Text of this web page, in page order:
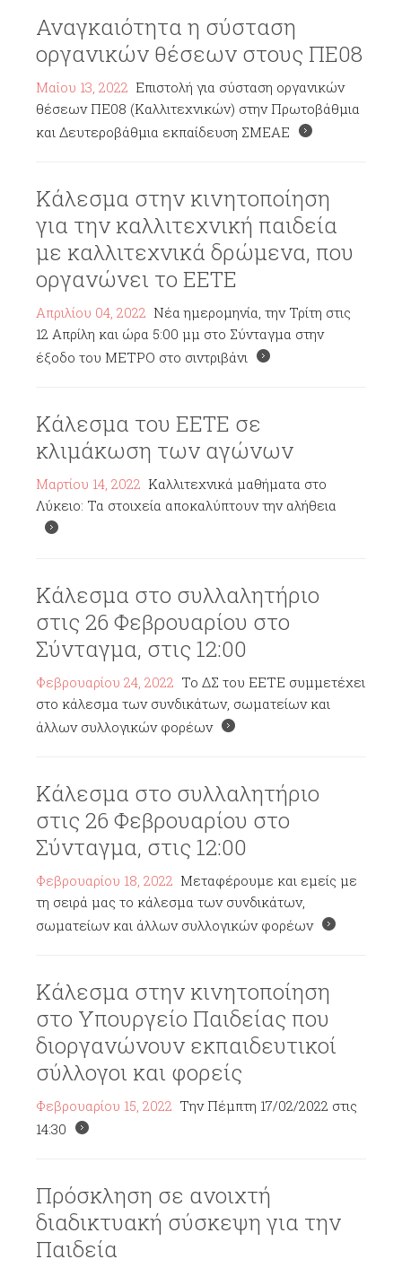
Αναγκαιότητα η σύσταση
οργανικών θέσεων στους ΠΕ08
Μαΐου 13, 2022 Επιστολή για σύσταση οργανικών
θέσεων ΠΕ08 (Καλλιτεχνικών) στην Πρωτοβάθμια
και Δευτεροβάθμια εκπαίδευση ΣΜΕΑΕ
Κάλεσμα στην κινητοποίηση
για την καλλιτεχνική παιδεία
με καλλιτεχνικά δρώμενα, που
οργανώνει το ΕΕΤΕ
Απριλίου 04, 2022 Νέα ημερομηνία, την Τρίτη στις
12 Απρίλη και ώρα 5:00 μμ στο Σύνταγμα στην
έξοδο του ΜΕΤΡΟ στο σιντριβάνι
Κάλεσμα του ΕΕΤΕ σε
κλιμάκωση των αγώνων
Μαρτίου 14, 2022 Καλλιτεχνικά μαθήματα στο
Λύκειο: Τα στοιχεία αποκαλύπτουν την αλήθεια
Κάλεσμα στο συλλαλητήριο
στις 26 Φεβρουαρίου στο
Σύνταγμα, στις 12:00
Φεβρουαρίου 24, 2022 Το ΔΣ του ΕΕΤΕ συμμετέχει
στο κάλεσμα των συνδικάτων, σωματείων και
άλλων συλλογικών φορέων
Κάλεσμα στο συλλαλητήριο
στις 26 Φεβρουαρίου στο
Σύνταγμα, στις 12:00
Φεβρουαρίου 18, 2022 Μεταφέρουμε και εμείς με
τη σειρά μας το κάλεσμα των συνδικάτων,
σωματείων και άλλων συλλογικών φορέων
Κάλεσμα στην κινητοποίηση
στο Υπουργείο Παιδείας που
διοργανώνουν εκπαιδευτικοί
σύλλογοι και φορείς
Φεβρουαρίου 15, 2022 Την Πέμπτη 17/02/2022 στις
14:30
Πρόσκληση σε ανοιχτή
διαδικτυακή σύσκεψη για την
Παιδεία